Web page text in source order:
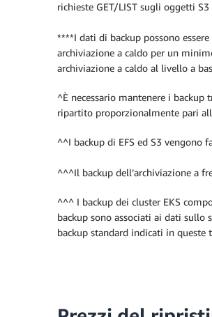
richieste GET/LIST sugli oggetti
****I dati di backup possono
archiviazione a caldo per un
archiviazione a caldo al livello a
^È necessario mantenere i
ripartito proporzionalmente pari
^^I backup di EFS ed S3 vengono
^^^Il backup dell’archiviazione a
^^^ I backup dei cluster EKS
backup sono associati ai dati sullo
backup standard indicati in queste